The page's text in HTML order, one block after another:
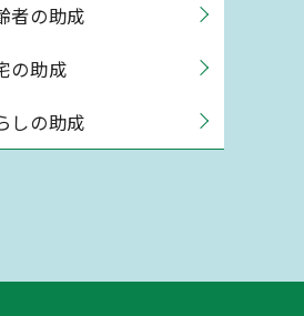
者の助成
の助成
しの助成